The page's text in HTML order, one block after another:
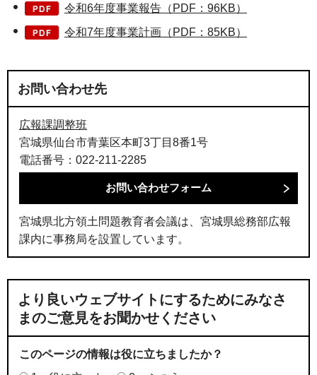
令和6年度事業報告（PDF：96KB）
令和7年度事業計画（PDF：85KB）
お問い合わせ先
広報課調整班
宮城県仙台市青葉区本町3丁目8番1号
電話番号：022-211-2285
宮城県北方領土問題教育者会議は、宮城県総務部広報
課内に事務局を設置しています。
より良いウェブサイトにするためにみなさ
まのご意見をお聞かせください
このページの情報は役に立ちましたか？